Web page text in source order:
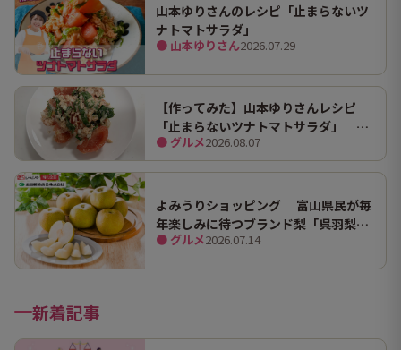
山本ゆりさんのレシピ「止まらないツ
ナトマトサラダ」
● 山本ゆりさん2026.07.29
【作ってみた】山本ゆりさんレシピ
「止まらないツナトマトサラダ」 ホ
ンマにうますぎて止まらん
● グルメ2026.08.07
よみうりショッピング 富山県民が毎
年楽しみに待つブランド梨「呉羽梨
（幸水）」限定100箱を特別販売！
● グルメ2026.07.14
新着記事